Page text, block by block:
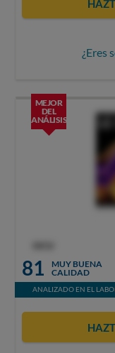
¿Eres
MEJOR
DEL
ANÁLISIS
81
MUY BUENA
CALIDAD
ANALIZADO EN EL